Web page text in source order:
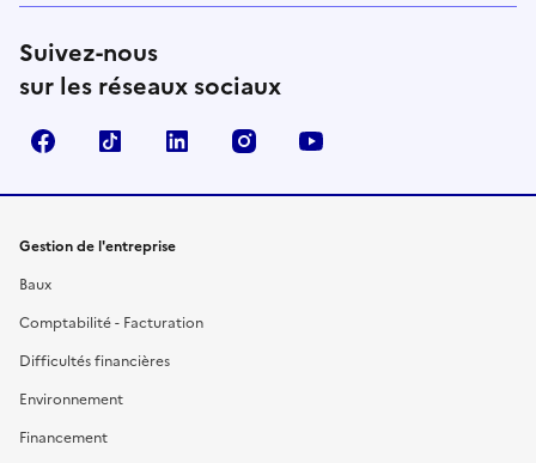
Suivez-nous
sur les réseaux sociaux
FacebookTikTok Linkedin Instagram
Gestion de l'entreprise
Baux
Comptabilité - Facturation
Difficultés financières
Environnement
Financement